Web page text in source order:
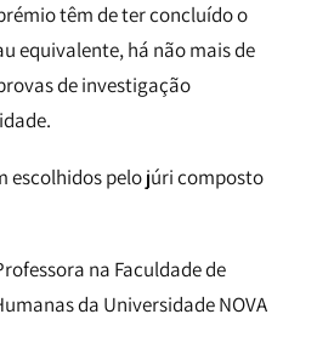
têm de ter concluído o
equivalente, há não mais de
de investigação
escolhidos pelo júri composto
na Faculdade de
da Universidade NOVA